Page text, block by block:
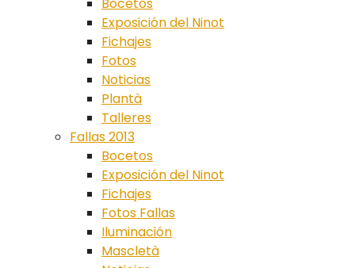
Exposición del Ninot
Fichajes
Fotos
Noticias
Plantà
Talleres
Fallas 2013
Bocetos
Exposición del Ninot
Fichajes
Fotos Fallas
Iluminación
Mascletà